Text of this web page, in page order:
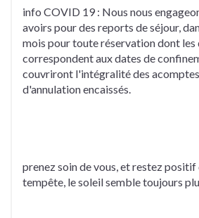
info COVID 19 : Nous nous
avoirs pour des reports de séjour,
mois pour toute réservation dont les
correspondent aux dates de
couvriront l'intégralité des
d'annulation encaissés.
prenez soin de vous, et restez positif
tempête, le soleil semble toujours